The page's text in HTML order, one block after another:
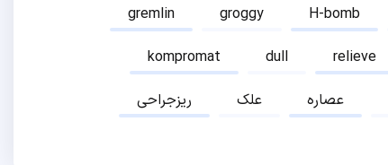
gremlin groggy H-bomb
kompromat
dull relieve
ریزجراحی
علک عصاره